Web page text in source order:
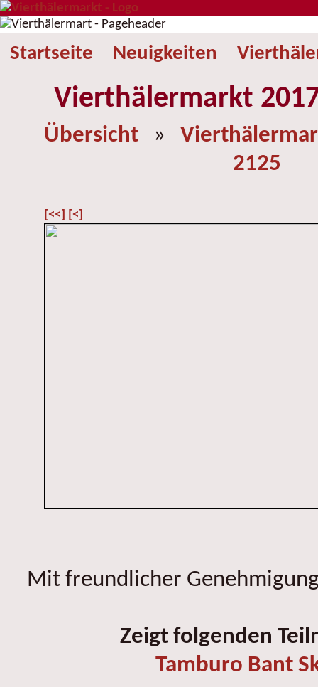
Startseite Neuigkeiten
Vierthälermarkt
Übersicht »
2125
[<<] [<]
Mit freundlicher
Zeigt folgenden
Tamburo Bant